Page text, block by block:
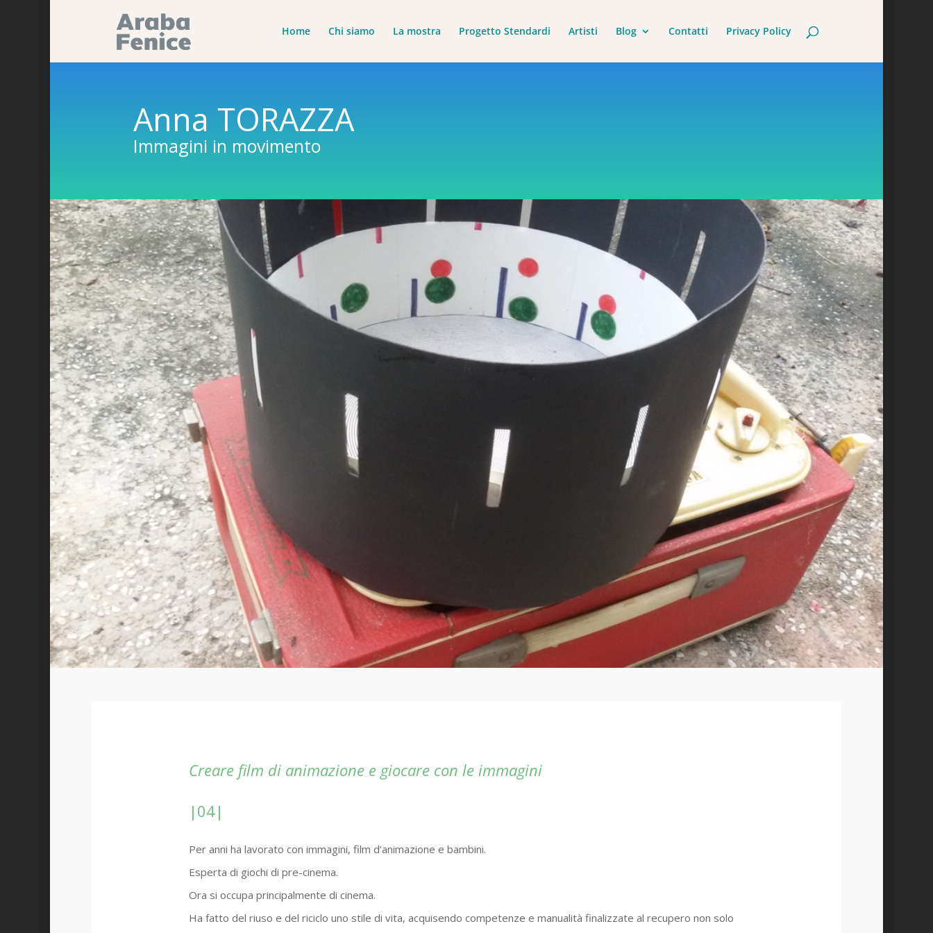
Home Chi siamo La mostra Progetto Stendardi Artisti Blog Contatti Privacy Policy
Anna TORAZZA
Immagini in movimento
Creare film di animazione e giocare con le immagini
|04|
Per anni ha lavorato con immagini, film d’animazione e bambini.
Esperta di giochi di pre-cinema.
Ora si occupa principalmente di cinema.
Ha fatto del riuso e del riciclo uno stile di vita, acquisendo competenze e manualità finalizzate al recupero non solo